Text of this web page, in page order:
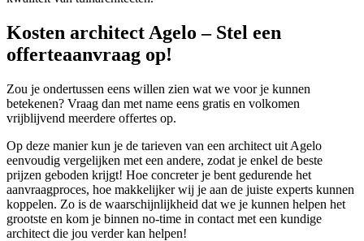
Kosten architect Agelo – Stel een
offerteaanvraag op!
Zou je ondertussen eens willen zien wat we voor je kunnen
betekenen? Vraag dan met name eens gratis en volkomen
vrijblijvend meerdere offertes op.
Op deze manier kun je de tarieven van een architect uit Agelo
eenvoudig vergelijken met een andere, zodat je enkel de beste
prijzen geboden krijgt! Hoe concreter je bent gedurende het
aanvraagproces, hoe makkelijker wij je aan de juiste experts kunnen
koppelen. Zo is de waarschijnlijkheid dat we je kunnen helpen het
grootste en kom je binnen no-time in contact met een kundige
architect die jou verder kan helpen!